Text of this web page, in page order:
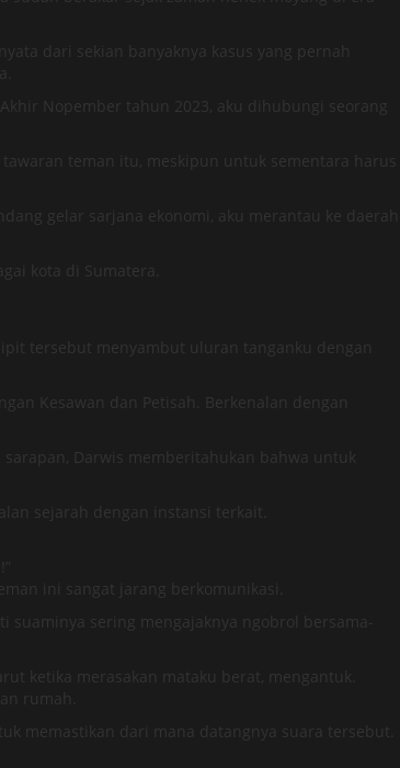
dari sekian banyaknya kasus yang pernah
Nopember tahun 2023, aku dihubungi seorang
teman itu, meskipun untuk sementara harus
gelar sarjana ekonomi, aku merantau ke daerah
kota di Sumatera.
tersebut menyambut uluran tanganku dengan
Kesawan dan Petisah. Berkenalan dengan
Darwis memberitahukan bahwa untuk
sejarah dengan instansi terkait.
ini sangat jarang berkomunikasi.
suaminya sering mengajaknya ngobrol bersama-
ketika merasakan mataku berat, mengantuk.
rumah.
memastikan dari mana datangnya suara tersebut.